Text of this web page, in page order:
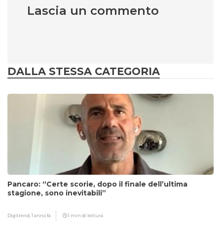
Lascia un commento
DALLA STESSA CATEGORIA
Pancaro: “Certe scorie, dopo il finale dell’ultima
stagione, sono inevitabili”
Digitrend,1 anno fa 1 min di lettura